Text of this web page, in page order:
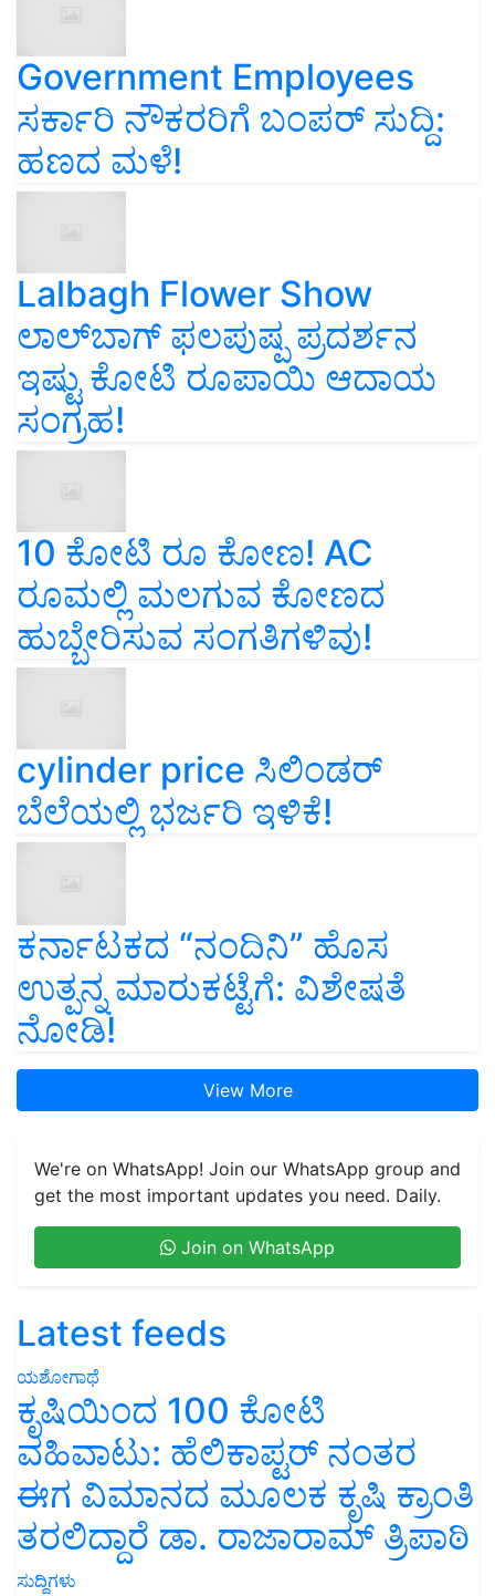
Government Employees
ಸರ್ಕಾರಿ ನೌಕರರಿಗೆ ಬಂಪರ್‌ ಸುದ್ದಿ:
ಹಣದ ಮಳೆ!
Lalbagh Flower Show
ಲಾಲ್‌ಬಾಗ್ ಫಲಪುಷ್ಪ ಪ್ರದರ್ಶನ
ಇಷ್ಟು ಕೋಟಿ ರೂಪಾಯಿ ಆದಾಯ
ಸಂಗ್ರಹ!
10 ಕೋಟಿ ರೂ ಕೋಣ! AC
ರೂಮಲ್ಲಿ ಮಲಗುವ ಕೋಣದ
ಹುಬ್ಬೇರಿಸುವ ಸಂಗತಿಗಳಿವು!
cylinder price ಸಿಲಿಂಡರ್‌
ಬೆಲೆಯಲ್ಲಿ ಭರ್ಜರಿ ಇಳಿಕೆ!
ಕರ್ನಾಟಕದ “ನಂದಿನಿ” ಹೊಸ
ಉತ್ಪನ್ನ ಮಾರುಕಟ್ಟೆಗೆ: ವಿಶೇಷತೆ
ನೋಡಿ!
View More
We're on WhatsApp! Join our WhatsApp group and
get the most important updates you need. Daily.
Join on WhatsApp
Latest feeds
ಯಶೋಗಾಥೆ
ಕೃಷಿಯಿಂದ 100 ಕೋಟಿ
ವಹಿವಾಟು: ಹೆಲಿಕಾಪ್ಟರ್ ನಂತರ
ಈಗ ವಿಮಾನದ ಮೂಲಕ ಕೃಷಿ ಕ್ರಾಂತಿ
ತರಲಿದ್ದಾರೆ ಡಾ. ರಾಜಾರಾಮ್ ತ್ರಿಪಾಠಿ
ಸುದ್ದಿಗಳು